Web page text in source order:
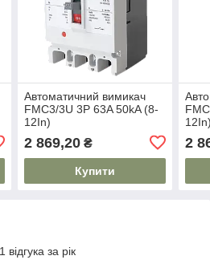
Автоматичний вимикач
FMC3/3U 3P 63A 50kA (8-
12In)
2 869,20₴
Купити
2
за рік